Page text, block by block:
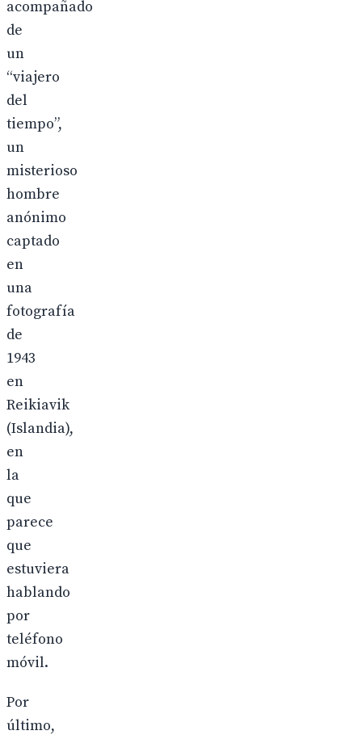
acompañado
de
un
“viajero
del
tiempo”,
un
misterioso
hombre
anónimo
captado
en
una
fotografía
de
1943
en
Reikiavik
(Islandia),
en
la
que
parece
que
estuviera
hablando
por
teléfono
móvil.
Por
último,